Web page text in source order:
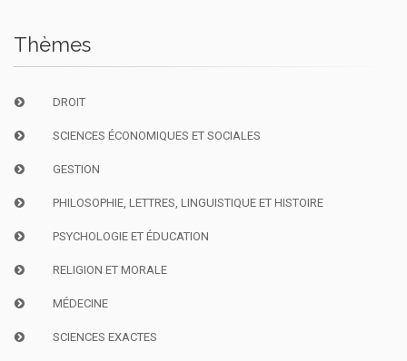
Thèmes
DROIT
SCIENCES ÉCONOMIQUES ET SOCIALES
GESTION
PHILOSOPHIE, LETTRES, LINGUISTIQUE ET HISTOIRE
PSYCHOLOGIE ET ÉDUCATION
RELIGION ET MORALE
MÉDECINE
SCIENCES EXACTES